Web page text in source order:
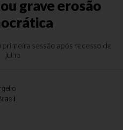
grave erosão
sessão após recesso de
julho